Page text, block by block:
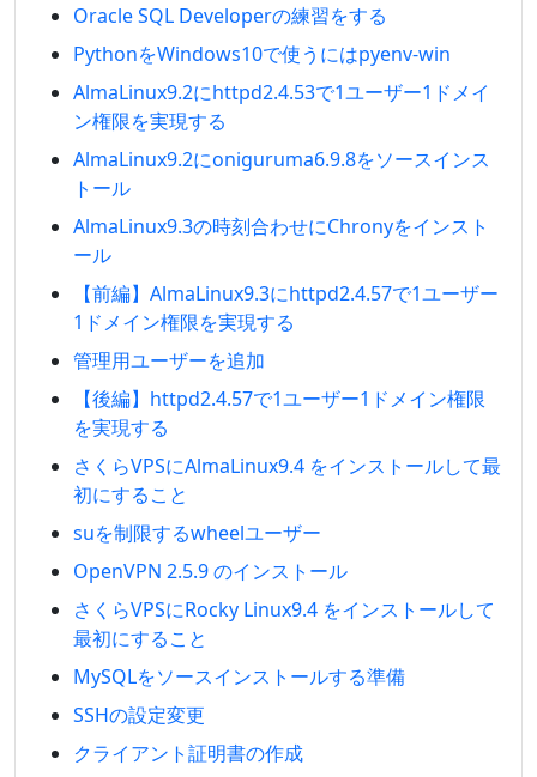
Oracle SQL Developerの練習をする
PythonをWindows10で使うにはpyenv-win
AlmaLinux9.2にhttpd2.4.53で1ユーザー1ドメイ
ン権限を実現する
AlmaLinux9.2にoniguruma6.9.8をソースインス
トール
AlmaLinux9.3の時刻合わせにChronyをインスト
ール
【前編】AlmaLinux9.3にhttpd2.4.57で1ユーザー
1ドメイン権限を実現する
管理用ユーザーを追加
【後編】httpd2.4.57で1ユーザー1ドメイン権限
を実現する
さくらVPSにAlmaLinux9.4 をインストールして最
初にすること
suを制限するwheelユーザー
OpenVPN 2.5.9 のインストール
さくらVPSにRocky Linux9.4 をインストールして
最初にすること
MySQLをソースインストールする準備
SSHの設定変更
クライアント証明書の作成